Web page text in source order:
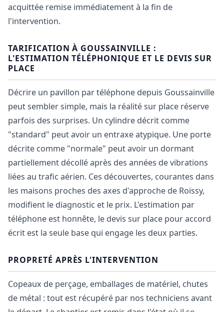
acquittée remise immédiatement à la fin de
l'intervention.
TARIFICATION À GOUSSAINVILLE :
L'ESTIMATION TÉLÉPHONIQUE ET LE DEVIS SUR
PLACE
Décrire un pavillon par téléphone depuis Goussainville
peut sembler simple, mais la réalité sur place réserve
parfois des surprises. Un cylindre décrit comme
"standard" peut avoir un entraxe atypique. Une porte
décrite comme "normale" peut avoir un dormant
partiellement décollé après des années de vibrations
liées au trafic aérien. Ces découvertes, courantes dans
les maisons proches des axes d'approche de Roissy,
modifient le diagnostic et le prix. L'estimation par
téléphone est honnête, le devis sur place pour accord
écrit est la seule base qui engage les deux parties.
PROPRETÉ APRÈS L'INTERVENTION
Copeaux de perçage, emballages de matériel, chutes
de métal : tout est récupéré par nos techniciens avant